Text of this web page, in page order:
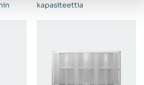
kapasiteettia